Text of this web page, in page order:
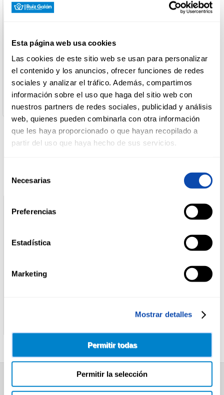
Esta página web usa cookies
Las cookies de este sitio web se usan para personalizar
el contenido y los anuncios, ofrecer funciones de redes
sociales y analizar el tráfico. Además, compartimos
información sobre el uso que haga del sitio web con
nuestros partners de redes sociales, publicidad y análisis
web, quienes pueden combinarla con otra información
que les haya proporcionado o que hayan recopilado a
partir del uso que haya hecho de sus servicios.
Necesarias
Preferencias
Estadística
Marketing
Mostrar detalles
Permitir todas
Permitir la selección
DROGUERÍA
PERFUMERÍA
BAZAR
Calamares en salsa americana RO-85 Pack-3
Conservas Del Noroeste, S.A.
Dirección del Operador:
Acuña, S/N - 36141 Vilaboa (Pontevedra)
Cantidad neta:
240 gr
Peso escurrido:
Productos relacionados
CALAMARES EN SU TINTA
SUPERMERCADO